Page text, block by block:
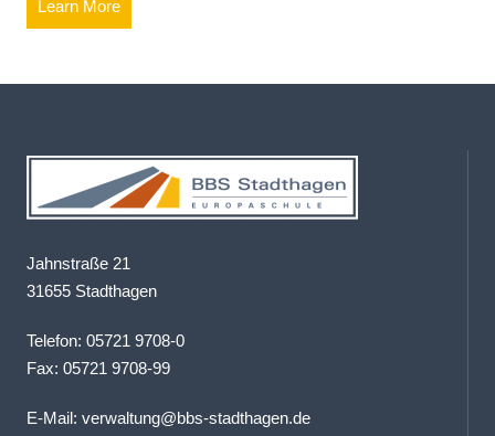
Learn More
Jahnstraße 21
31655 Stadthagen
Telefon: 05721 9708-0
Fax: 05721 9708-99
E-Mail: verwaltung@bbs-stadthagen.de